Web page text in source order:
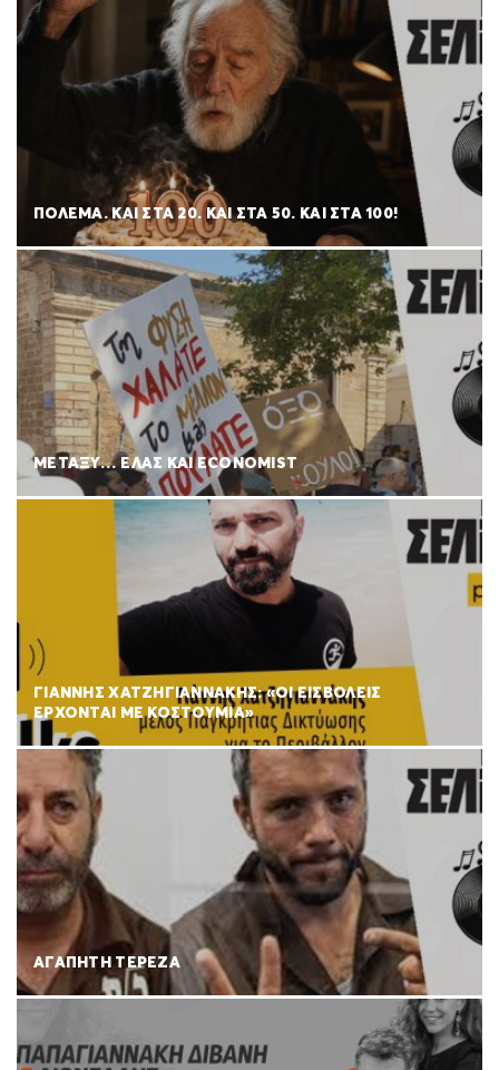
ΠΟΛΈΜΑ. ΚΑΙ ΣΤΑ 20. ΚΑΙ ΣΤΑ 50. ΚΑΙ ΣΤΑ 100!
ΜΕΤΑΞΥ… ΕΛΑΣ ΚΑΙ ECONOMIST
ΓΙΑΝΝΗΣ ΧΑΤΖΗΓΙΑΝΝΑΚΗΣ: «ΟΙ ΕΙΣΒΟΛΕΙΣ
ΕΡΧΟΝΤΑΙ ΜΕ ΚΟΣΤΟΥΜΙΑ»
ΑΓΑΠΗΤΗ ΤΕΡΕΖΑ